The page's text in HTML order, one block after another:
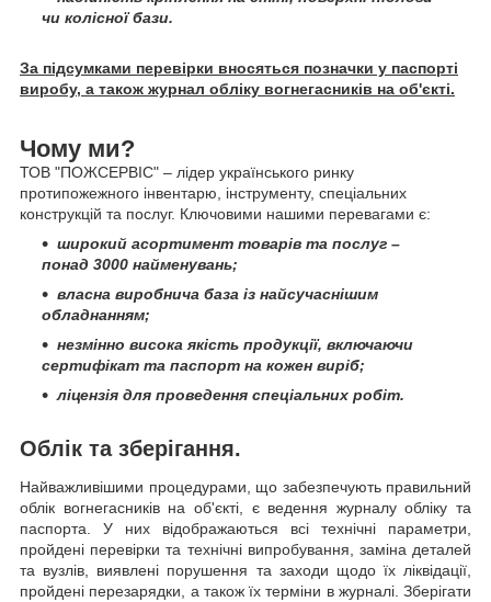
чи колісної бази.
За підсумками перевірки вносяться позначки у паспорті
виробу, а також журнал обліку вогнегасників на об'єкті.
Чому ми?
ТОВ "ПОЖСЕРВІС" – лідер українського ринку
протипожежного інвентарю, інструменту, спеціальних
конструкцій та послуг. Ключовими нашими перевагами є:
широкий асортимент товарів та послуг –
понад 3000 найменувань;
власна виробнича база із найсучаснішим
обладнанням;
незмінно висока якість продукції, включаючи
сертифікат та паспорт на кожен виріб;
ліцензія для проведення спеціальних робіт.
Облік та зберігання.
Найважливішими процедурами, що забезпечують правильний
облік вогнегасників на об'єкті, є ведення журналу обліку та
паспорта. У них відображаються всі технічні параметри,
пройдені перевірки та технічні випробування, заміна деталей
та вузлів, виявлені порушення та заходи щодо їх ліквідації,
пройдені перезарядки, а також їх терміни в журналі. Зберігати